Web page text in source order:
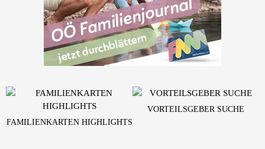
FAMILIENKARTEN HIGHLIGHTS
VORTEILSGEBER SUCHE